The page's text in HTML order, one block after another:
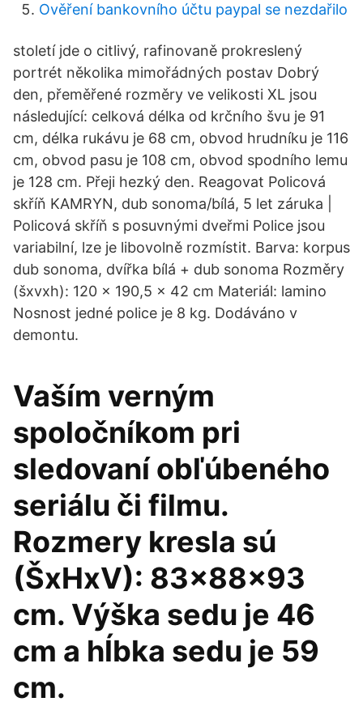
Ověření bankovního účtu paypal se nezdařilo
století jde o citlivý, rafinovaně prokreslený
portrét několika mimořádných postav Dobrý
den, přeměřené rozměry ve velikosti XL jsou
následující: celková délka od krčního švu je 91
cm, délka rukávu je 68 cm, obvod hrudníku je 116
cm, obvod pasu je 108 cm, obvod spodního lemu
je 128 cm. Přeji hezký den. Reagovat Policová
skříň KAMRYN, dub sonoma/bílá, 5 let záruka |
Policová skříň s posuvnými dveřmi Police jsou
variabilní, lze je libovolně rozmístit. Barva: korpus
dub sonoma, dvířka bílá + dub sonoma Rozměry
(šxvxh): 120 x 190,5 x 42 cm Materiál: lamino
Nosnost jedné police je 8 kg. Dodáváno v
demontu.
Vaším verným
spoločníkom pri
sledovaní obľúbeného
seriálu či filmu.
Rozmery kresla sú
(ŠxHxV): 83x88x93
cm. Výška sedu je 46
cm a hĺbka sedu je 59
cm.